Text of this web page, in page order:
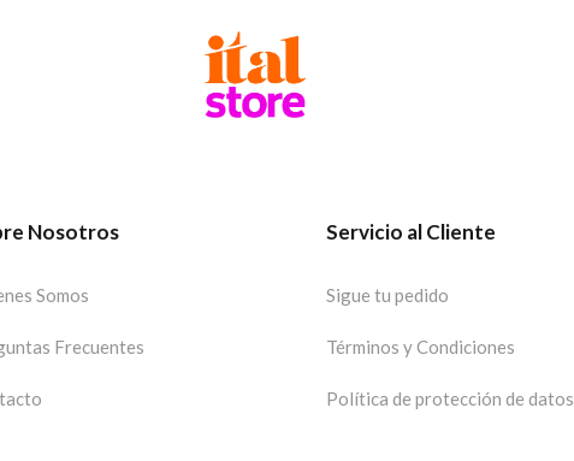
Nosotros
Somos
Frecuentes
Servicio al Cliente
Sigue tu pedido
Términos y Condiciones
Política de protección de datos